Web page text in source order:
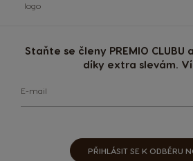
Staňte se členy PREMIO
díky extra slevám.
E-mail
PŘIHLÁSIT SE K ODBĚRU